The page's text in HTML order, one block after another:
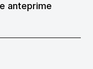
anteprime